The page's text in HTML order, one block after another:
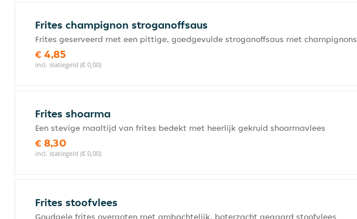
Frites champignon stroganoffsaus
Frites geserveerd met een pittige, goedgevulde stroganoffsaus met champignons
€ 4,85
incl. statiegeld (€ 0,00)
Frites shoarma
Een stevige maaltijd van frites bedekt met heerlijk gekruid shoarmavlees
€ 8,30
incl. statiegeld (€ 0,00)
Frites stoofvlees
Goudgele frites overgoten met ambachtelijk, boterzacht gegaard stoofvlees